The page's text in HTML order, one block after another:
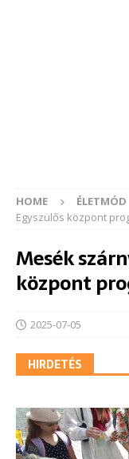
HOME ÉLETMÓD
Egyszülős központ
Mesék
központ
2025-07-05
HIRDETÉS